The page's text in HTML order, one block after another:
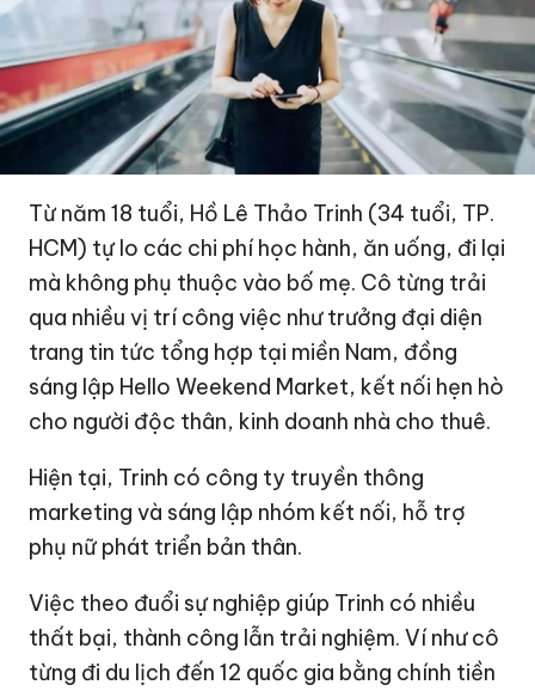
Từ năm 18 tuổi, Hồ Lê Thảo Trinh (34 tuổi, TP.
HCM) tự lo các chi phí học hành, ăn uống, đi lại
mà không phụ thuộc vào bố mẹ. Cô từng trải
qua nhiều vị trí công việc như trưởng đại diện
trang tin tức tổng hợp tại miền Nam, đồng
sáng lập Hello Weekend Market, kết nối hẹn hò
cho người độc thân, kinh doanh nhà cho thuê.
Hiện tại, Trinh có công ty truyền thông
marketing và sáng lập nhóm kết nối, hỗ trợ
phụ nữ phát triển bản thân.
Việc theo đuổi sự nghiệp giúp Trinh có nhiều
thất bại, thành công lẫn trải nghiệm. Ví như cô
từng đi du lịch đến 12 quốc gia bằng chính tiền